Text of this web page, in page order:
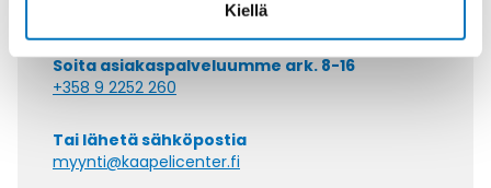
Kiellä
Soita asiakaspalveluumme ark. 8-16
+358 9 2252 260
Tai lähetä sähköpostia
myynti@kaapelicenter.fi